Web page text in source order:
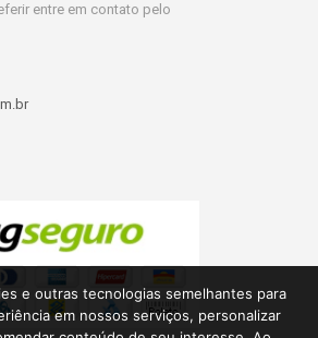
entre em contato pelo
e outras tecnologias semelhantes para
em nossos serviços, personalizar